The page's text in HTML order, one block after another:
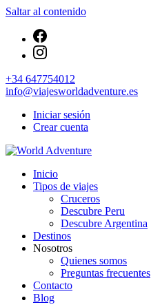
Saltar al contenido
+34 647754012
info@viajesworldadventure.es
Iniciar sesión
Crear cuenta
World Adventure
Viajes Turismo Activo
Inicio
Tipos de viajes
Cruceros
Descubre Peru
Descubre Argentina
Destinos
Nosotros
Quienes somos
Preguntas frecuentes
Contacto
Blog